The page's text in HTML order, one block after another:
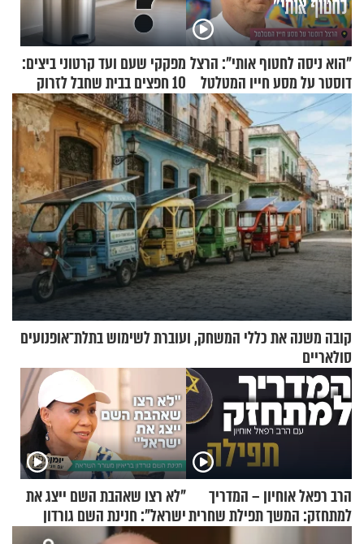
"הוא ניסה לחטוף אותי": הרצל
דוסטר על מסע חייו המטלטל
מפקקי שעם ועד קרטוני ביצים:
10 חפצים בבית שחבל לזרוק
לפח
קובה משנה את כללי המשחק, ועוברת לשימוש בתלת־אופנועים
סולאריים
הרב רפאל אוחיון – המדריך
למתחזק: המשך תפילת שחרית
"לא רצו שאהבת השם ייצג את
ישראל": חנינת השם גורדון
בריאיון מעורר השראה